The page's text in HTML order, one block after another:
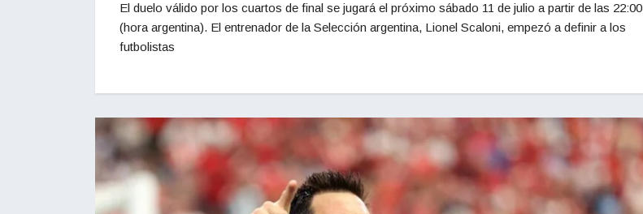
El duelo válido por los cuartos de final se jugará el próximo sábado 11 de julio a partir de las 22:00
(hora argentina). El entrenador de la Selección argentina, Lionel Scaloni, empezó a definir a los
futbolistas